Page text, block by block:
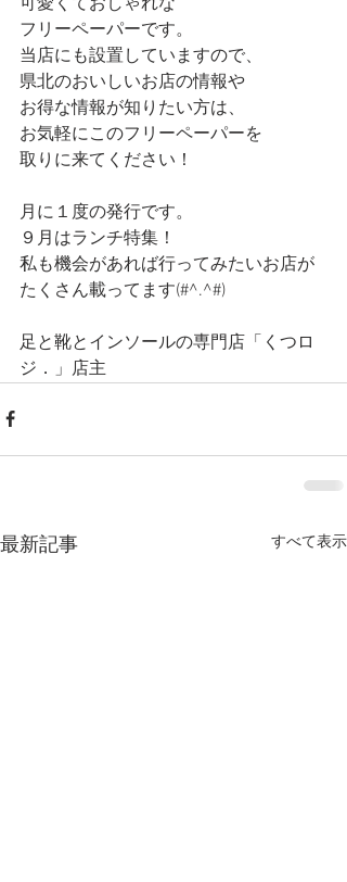
フリーペーパーです。
当店にも設置していますので、
県北のおいしいお店の情報や
お得な情報が知りたい方は、
お気軽にこのフリーペーパーを
取りに来てください！
月に１度の発行です。
９月はランチ特集！
私も機会があれば行ってみたいお店が
たくさん載ってます(#^.^#)
足と靴とインソールの専門店「くつロ
ジ．」店主
最新記事 すべて表示